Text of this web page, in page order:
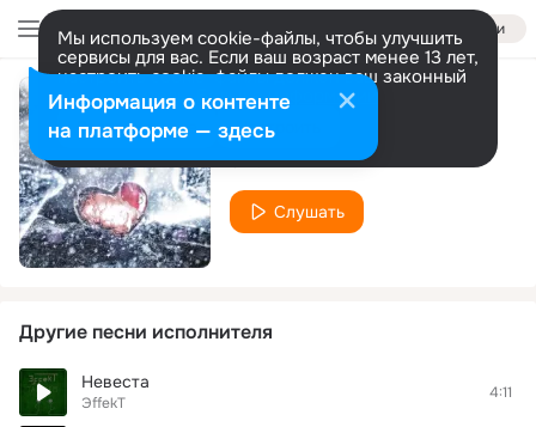
Войти
Мы используем cookie-файлы, чтобы улучшить
сервисы для вас. Если ваш возраст менее 13 лет,
настроить cookie-файлы должен ваш законный
представитель. Больше информации
Разрешить все Настроить
Я люблю тебя
ЭffekT
Слушать
Другие песни исполнителя
Невеста
ЭffekT
4:11
Информация о контенте
на платформе — здесь